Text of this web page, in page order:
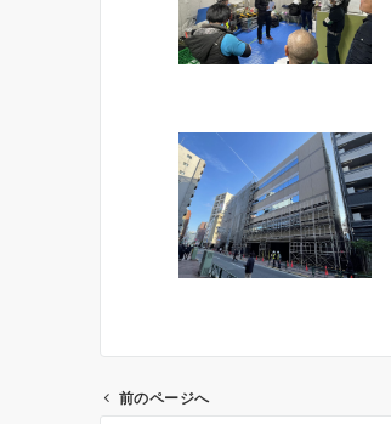
前のページへ